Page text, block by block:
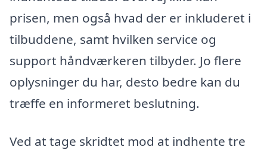
prisen, men også hvad der er inkluderet i
tilbuddene, samt hvilken service og
support håndværkeren tilbyder. Jo flere
oplysninger du har, desto bedre kan du
træffe en informeret beslutning.
Ved at tage skridtet mod at indhente tre